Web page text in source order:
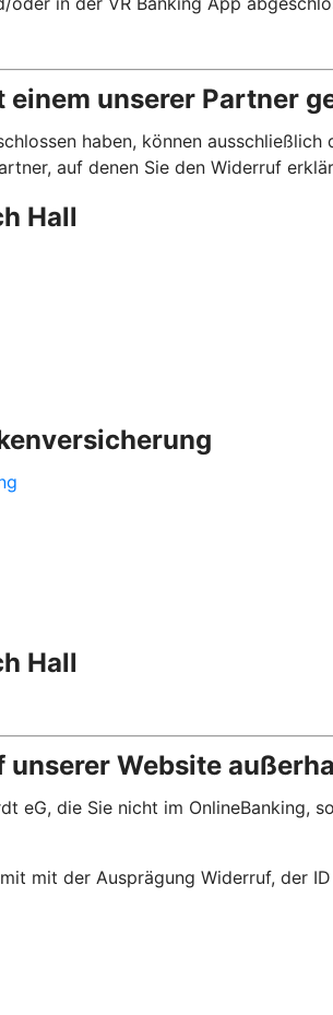
unserer Partner
haben, können
auf denen Sie den Widerruf
Hall
Hall
Website
eG, die Sie nicht im OnlineBanking,
mit der Ausprägung Widerruf, der